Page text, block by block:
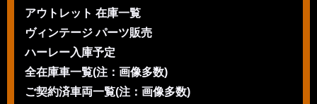
アウトレット 在庫一覧
ヴィンテージ パーツ販売
ハーレー入庫予定
全在庫車一覧(注：画像多数)
ご契約済車両一覧(注：画像多数)